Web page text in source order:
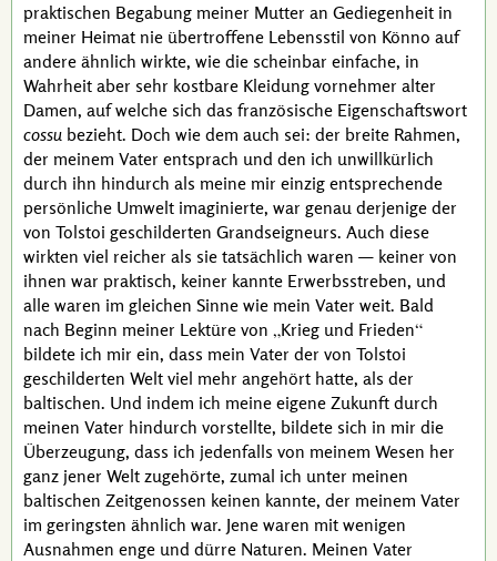
praktischen Begabung meiner Mutter an Gediegenheit in
meiner Heimat nie übertroffene Lebensstil von Könno auf
andere ähnlich wirkte, wie die scheinbar einfache, in
Wahrheit aber sehr kostbare Kleidung vornehmer alter
Damen, auf welche sich das französische Eigenschaftswort
cossu bezieht. Doch wie dem auch sei: der breite Rahmen,
der meinem Vater entsprach und den ich unwillkürlich
durch ihn hindurch als meine mir einzig entsprechende
persönliche Umwelt imaginierte, war genau derjenige der
von Tolstoi geschilderten Grandseigneurs. Auch diese
wirkten viel reicher als sie tatsächlich waren — keiner von
ihnen war praktisch, keiner kannte Erwerbsstreben, und
alle waren im gleichen Sinne wie mein Vater weit. Bald
nach Beginn meiner Lektüre von
Krieg und Frieden
bildete ich mir ein, dass mein Vater der von Tolstoi
geschilderten Welt viel mehr angehört hatte, als der
baltischen. Und indem ich meine eigene Zukunft durch
meinen Vater hindurch vorstellte, bildete sich in mir die
Überzeugung, dass ich jedenfalls von meinem Wesen her
ganz jener Welt zugehörte, zumal ich unter meinen
baltischen Zeitgenossen keinen kannte, der meinem Vater
im geringsten ähnlich war. Jene waren mit wenigen
Ausnahmen enge und dürre Naturen. Meinen Vater